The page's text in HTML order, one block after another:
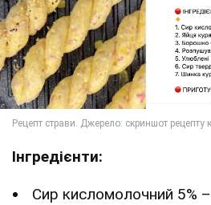
Інгредієнти:
Сир кисломолочний 5%